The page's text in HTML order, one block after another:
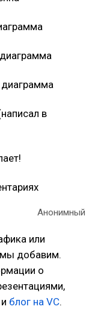
в
Анонимный
или
мы добавим.
о
и блог на VC.